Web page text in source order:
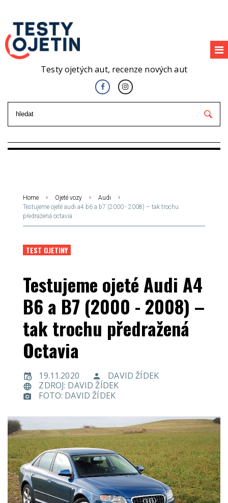
Testy ojetých aut, recenze nových aut
Home Ojeté vozy
Audi
Testujeme ojeté audi a4 b6 a b7 (2000 - 2008) – tak trochu
předražená octavia
TEST OJETINY
Testujeme ojeté Audi A4
B6 a B7 (2000 - 2008) –
tak trochu předražená
Octavia
19.11.2020
DAVID ŽÍDEK
ZDROJ: DAVID ŽÍDEK
FOTO: DAVID ŽÍDEK